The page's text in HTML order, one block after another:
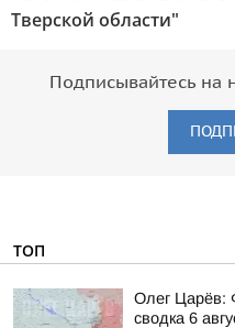
Тверской области"
Подписывайтесь на
ТОП
Олег Царёв:
сводка 6